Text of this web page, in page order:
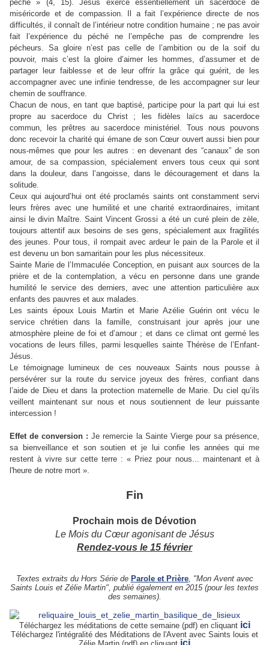
péché » (4, 15). Jésus exerce essentiellement un sacerdoce de
miséricorde et de compassion. Il a fait l’expérience directe de nos
difficultés, il connaît de l’intérieur notre condition humaine ; ne pas avoir
fait l’expérience du péché ne l’empêche pas de comprendre les
pécheurs. Sa gloire n’est pas celle de l’ambition ou de la soif du
pouvoir, mais c’est la gloire d’aimer les hommes, d’assumer et de
partager leur faiblesse et de leur offrir la grâce qui guérit, de les
accompagner avec une infinie tendresse, de les accompagner sur leur
chemin de souffrance.
Chacun de nous, en tant que baptisé, participe pour la part qui lui est
propre au sacerdoce du Christ ; les fidèles laïcs au sacerdoce
commun, les prêtres au sacerdoce ministériel. Tous nous pouvons
donc recevoir la charité qui émane de son Cœur ouvert aussi bien pour
nous-mêmes que pour les autres : en devenant des “canaux” de son
amour, de sa compassion, spécialement envers tous ceux qui sont
dans la douleur, dans l’angoisse, dans le découragement et dans la
solitude.
Ceux qui aujourd’hui ont été proclamés saints ont constamment servi
leurs frères avec une humilité et une charité extraordinaires, imitant
ainsi le divin Maître. Saint Vincent Grossi a été un curé plein de zèle,
toujours attentif aux besoins de ses gens, spécialement aux fragilités
des jeunes. Pour tous, il rompait avec ardeur le pain de la Parole et il
est devenu un bon samaritain pour les plus nécessiteux.
Sainte Marie de l’Immaculée Conception, en puisant aux sources de la
prière et de la contemplation, a vécu en personne dans une grande
humilité le service des derniers, avec une attention particulière aux
enfants des pauvres et aux malades.
Les saints époux Louis Martin et Marie Azélie Guérin ont vécu le
service chrétien dans la famille, construisant jour après jour une
atmosphère pleine de foi et d’amour ; et dans ce climat ont germé les
vocations de leurs filles, parmi lesquelles sainte Thérèse de l’Enfant-
Jésus.
Le témoignage lumineux de ces nouveaux Saints nous pousse à
persévérer sur la route du service joyeux des frères, confiant dans
l’aide de Dieu et dans la protection maternelle de Marie. Du ciel qu’ils
veillent maintenant sur nous et nous soutiennent de leur puissante
intercession !
Effet de conversion : Je remercie la Sainte Vierge pour sa présence,
sa bienveillance et son soutien et je lui confie les années qui me
restent à vivre sur cette terre : « Priez pour nous... maintenant et à
l'heure de notre mort ».
Fin
Prochain mois de Dévotion
Le Mois du Cœur agonisant de Jésus
Rendez-vous le 15 février
Textes extraits du Hors Série de Parole et Prière, "Mon Avent avec
Saints Louis et Zélie Martin", publié également en 2015 (pour les textes
des semaines).
Téléchargez les méditations de cette semaine (pdf) en cliquant ici
Téléchargez l'intégralité des Méditations de l'Avent avec Saints louis et